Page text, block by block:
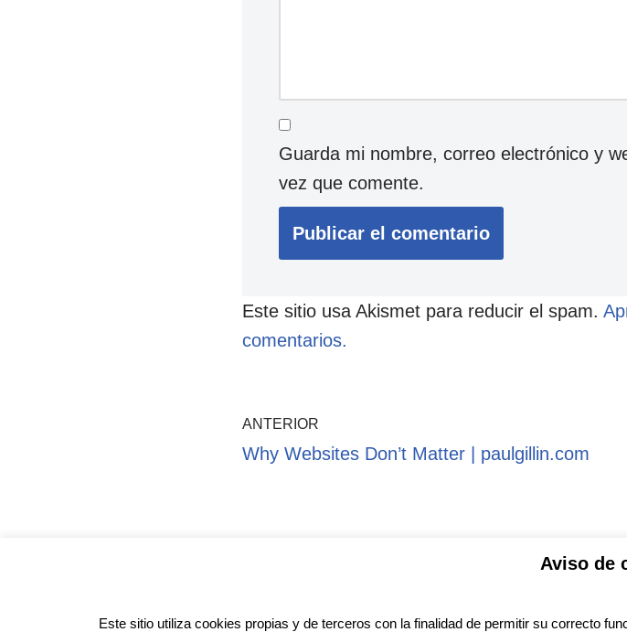
Guarda mi nombre, correo electrónico y
vez que comente.
Este sitio usa Akismet para reducir el spam.
comentarios.
ANTERIOR
Why Websites Don’t Matter | paulgillin.com
Aviso de
Este sitio utiliza cookies propias y de terceros con la finalidad de permitir su correcto